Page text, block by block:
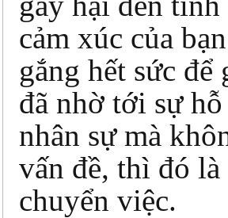
cảm xúc của
gắng hết sức
đã nhờ tới sự
nhân sự mà
vấn đề, thì đó
chuyển việc.